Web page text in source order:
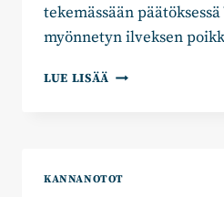
tekemässään
myönnetyn ilveksen
LUE LISÄÄ HUOLEHTIIKO
KANNANOTOT